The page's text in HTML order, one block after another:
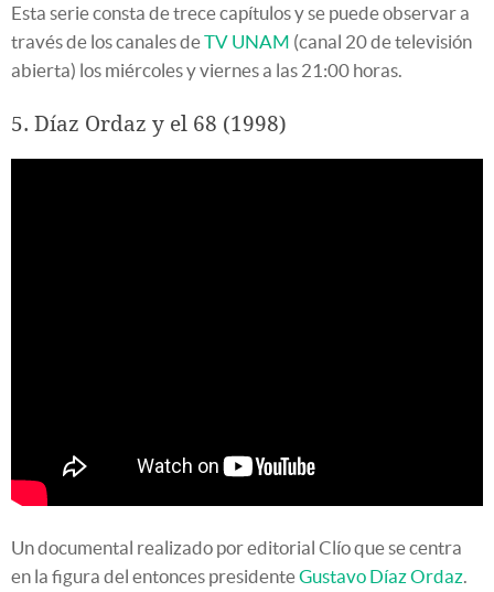
Esta serie consta de trece capítulos y se puede observar a
través de los canales deTV UNAM (canal 20 de televisión
abierta) los miércoles y viernes a las 21:00 horas.
5. Díaz Ordaz y el 68 (1998)
Un documental realizado por editorial Clío que se centra
en la figura del entonces presidenteGustavo Díaz Ordaz.